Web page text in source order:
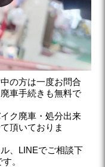
の方は一度お問合
車手続きも無料で
ク廃車・処分出来
頂いておりま
、LINEでご相談下
。